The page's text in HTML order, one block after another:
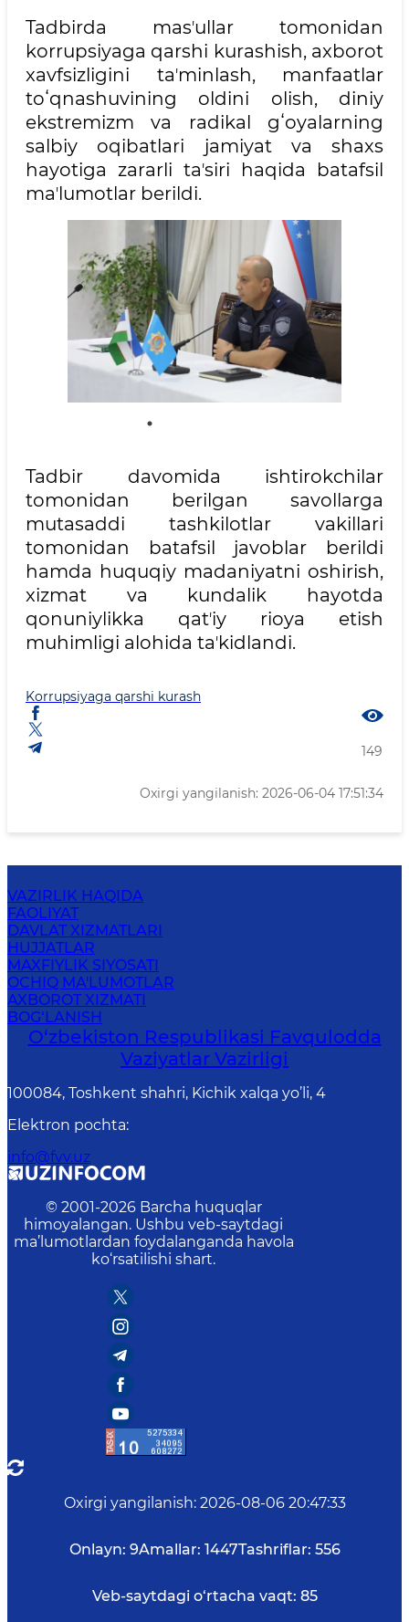
Tadbirda masʼullar tomonidan
korrupsiyaga qarshi kurashish, axborot
xavfsizligini taʼminlash, manfaatlar
toʻqnashuvining oldini olish, diniy
ekstremizm va radikal gʻoyalarning
salbiy oqibatlari jamiyat va shaxs
hayotiga zararli taʼsiri haqida batafsil
maʼlumotlar berildi.
Tadbir davomida ishtirokchilar
tomonidan berilgan savollarga
mutasaddi tashkilotlar vakillari
tomonidan batafsil javoblar berildi
hamda huquqiy madaniyatni oshirish,
xizmat va kundalik hayotda
qonuniylikka qatʼiy rioya etish
muhimligi alohida taʼkidlandi.
Korrupsiyaga qarshi kurash
149
Oxirgi yangilanish: 2026-06-04 17:51:34
VAZIRLIK HAQIDA
FAOLIYAT
DAVLAT XIZMATLARI
HUJJATLAR
MAXFIYLIK SIYOSATI
OCHIQ MA'LUMOTLAR
AXBOROT XIZMATI
BOG‘LANISH
O‘zbеkistоn Rеspublikаsi Favqulodda
Vaziyatlar Vazirligi
100084, Toshkent shahri, Kichik xalqa yo’li, 4
Elektron pochta:
info@fvv.uz
© 2001-2026 Barcha huquqlar
himoyalangan. Ushbu veb-saytdagi
ma’lumotlardan foydalanganda havola
ko‘rsatilishi shart.
Oxirgi yangilanish: 2026-08-06 20:47:33
Onlayn: 9Amallar: 1447Tashriflar: 556
Veb-saytdagi o‘rtacha vaqt: 85